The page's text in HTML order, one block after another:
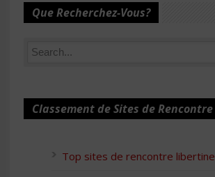
Que Recherchez-Vous?
Classement de Sites de Rencontre
Top sites de rencontre libertine